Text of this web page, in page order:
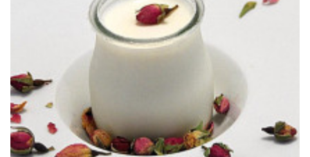
YOGUR CON SABOR A ROSA
Unos yogures aromatizados por flores de rosa secas. Una delicia de